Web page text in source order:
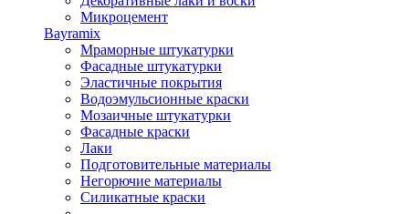
Микроцемент
Bayramix
Мраморные штукатурки
Фасадные штукатурки
Эластичные покрытия
Водоэмульсионные краски
Мозаичные штукатурки
Фасадные краски
Лаки
Подготовительные материалы
Негорючие материалы
Силикатные краски